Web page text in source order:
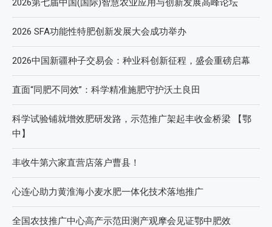
2026 SFA功能性特肥创新发展大会成功举办
2026中国新疆种子交易会：种业科创新征程，盛会重磅启幕
直面“同肥不同效”：科学精准施肥守护沃土良田
科学试验铺就增效肥研发路，示范推广架起丰收金桥梁 【鄂
中】
丰收牛第六家直营店落户曹县！
心连心助力黄淮海小麦水肥一体化技术落地推广
全国农技推广中心高产示范田测产观摩会见证鄂中肥效